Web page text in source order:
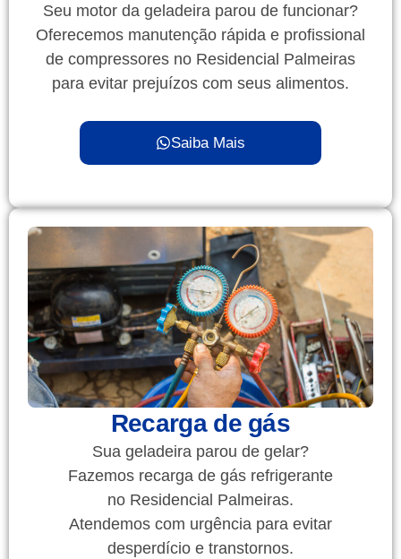
Seu motor da geladeira parou de funcionar?
Oferecemos manutenção rápida e profissional
de compressores no Residencial Palmeiras
para evitar prejuízos com seus alimentos.
Saiba Mais
Recarga de gás
Sua geladeira parou de gelar?
Fazemos recarga de gás refrigerante
no Residencial Palmeiras.
Atendemos com urgência para evitar
desperdício e transtornos.